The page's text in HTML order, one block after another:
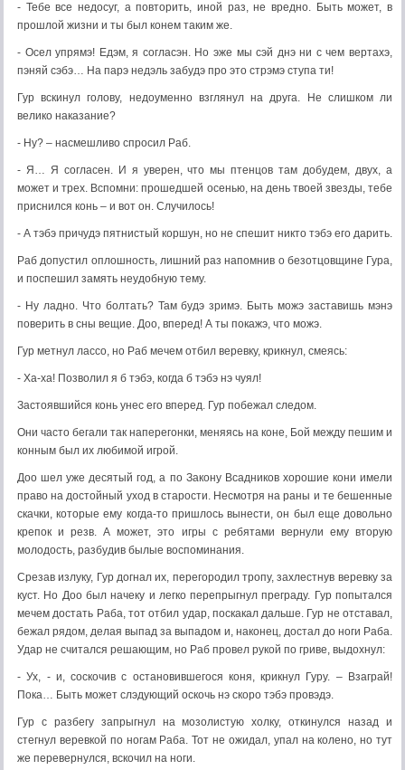
- Тебе все недосуг, а повторить, иной раз, не вредно. Быть может, в
прошлой жизни и ты был конем таким же.
- Осел упрямэ! Едэм, я согласэн. Но эже мы сэй днэ ни с чем вертахэ,
пэняй сэбэ… На парэ недэль забудэ про это стрэмэ ступа ти!
Гур вскинул голову, недоуменно взглянул на друга. Не слишком ли
велико наказание?
- Ну? – насмешливо спросил Раб.
- Я… Я согласен. И я уверен, что мы птенцов там добудем, двух, а
может и трех. Вспомни: прошедшей осенью, на день твоей звезды, тебе
приснился конь – и вот он. Случилось!
- А тэбэ причудэ пятнистый коршун, но не спешит никто тэбэ его дарить.
Раб допустил оплошность, лишний раз напомнив о безотцовщине Гура,
и поспешил замять неудобную тему.
- Ну ладно. Что болтать? Там будэ зримэ. Быть можэ заставишь мэнэ
поверить в сны вещие. Доо, вперед! А ты покажэ, что можэ.
Гур метнул лассо, но Раб мечем отбил веревку, крикнул, смеясь:
- Ха-ха! Позволил я б тэбэ, когда б тэбэ нэ чуял!
Застоявшийся конь унес его вперед. Гур побежал следом.
Они часто бегали так наперегонки, меняясь на коне, Бой между пешим и
конным был их любимой игрой.
Доо шел уже десятый год, а по Закону Всадников хорошие кони имели
право на достойный уход в старости. Несмотря на раны и те бешенные
скачки, которые ему когда-то пришлось вынести, он был еще довольно
крепок и резв. А может, это игры с ребятами вернули ему вторую
молодость, разбудив былые воспоминания.
Срезав излуку, Гур догнал их, перегородил тропу, захлестнув веревку за
куст. Но Доо был начеку и легко перепрыгнул преграду. Гур попытался
мечем достать Раба, тот отбил удар, поскакал дальше. Гур не отставал,
бежал рядом, делая выпад за выпадом и, наконец, достал до ноги Раба.
Удар не считался решающим, но Раб провел рукой по гриве, выдохнул:
- Ух, - и, соскочив с остановившегося коня, крикнул Гуру. – Взаграй!
Пока… Быть может слэдующий оскочь нэ скоро тэбэ провэдэ.
Гур с разбегу запрыгнул на мозолистую холку, откинулся назад и
стегнул веревкой по ногам Раба. Тот не ожидал, упал на колено, но тут
же перевернулся, вскочил на ноги.